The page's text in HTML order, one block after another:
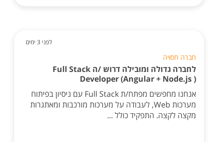
לפני 3 ימים
חברה חסויה
לחברה גדולה ומובילה דרוש /ה Full Stack
Developer (Angular + Node.js )
אנחנו מחפשים מפתח/ת Full Stack עם ניסיון בפיתוח
מערכות Web, לעבודה על מערכות מורכבות ומאתגרות
מקצה לקצה. התפקיד כולל ...